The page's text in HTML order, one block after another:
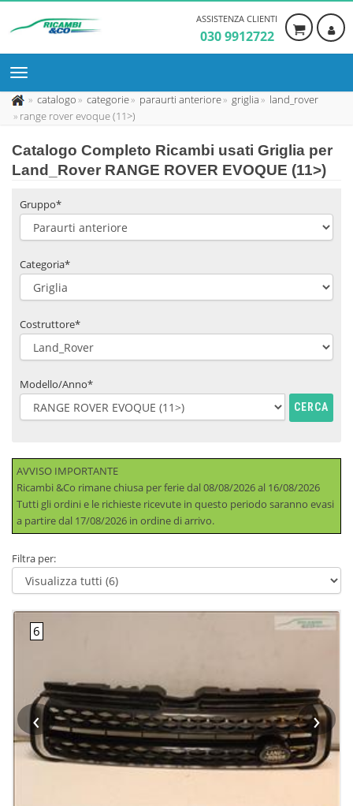
ASSISTENZA CLIENTI
030 9912722
catalogo categorie paraurti anteriore griglia
land_rover
range rover evoque (11>)
Catalogo Completo Ricambi usati Griglia per
Land_Rover RANGE ROVER EVOQUE (11>)
Gruppo*
Categoria*
Costruttore*
Modello/Anno*
CERCA
AVVISO IMPORTANTE
Ricambi &Co rimane chiusa per ferie dal 08/08/2026 al 16/08/2026
Tutti gli ordini e le richieste ricevute in questo periodo saranno evasi
a partire dal 17/08/2026 in ordine di arrivo.
Filtra per:
‹ ›